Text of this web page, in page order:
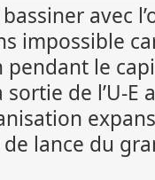
avec
impossible
le
de l’U-E
de lance du